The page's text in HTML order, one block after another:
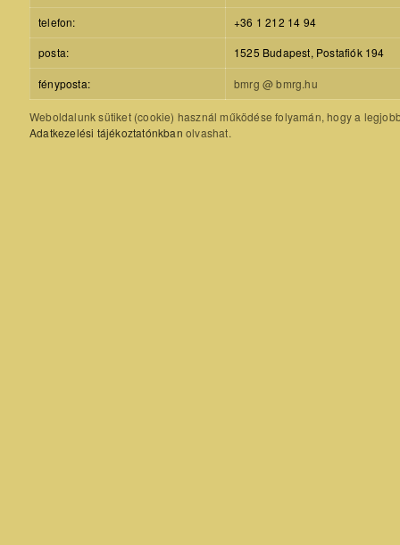
telefon:
+36 1 212 14 94
posta:
1525 Budapest, Postafiók 194
fényposta: bmrg @ bmrg.hu
Weboldalunk sütiket (cookie) használ működése folyamán, hogy a
Adatkezelési tájékoztatónkban olvashat.